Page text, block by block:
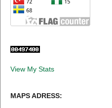
View My Stats
MAPS ADRESS: